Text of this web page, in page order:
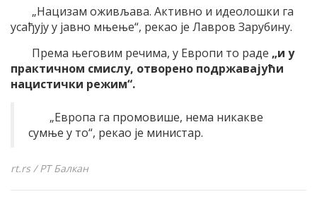
„Нацизам оживљава. Активно и идеолошки га
усађују у јавно мњење“, рекао је Лавров Зарубину.
Према његовим речима, у Европи то раде „и у
практичном смислу, отворено подржавајући
нацистички режим“.
„Европа га промовише, нема никакве
сумње у то“, рекао је министар.
rt.rs / РТ Балкан